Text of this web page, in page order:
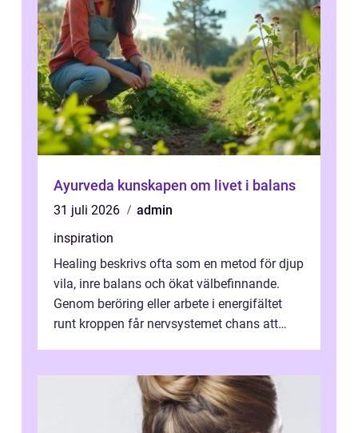
Ayurveda kunskapen om livet i balans
31 juli 2026
admin
inspiration
Healing beskrivs ofta som en metod för djup
vila, inre balans och ökat välbefinnande.
Genom beröring eller arbete i energifältet
runt kroppen får nervsystemet chans att